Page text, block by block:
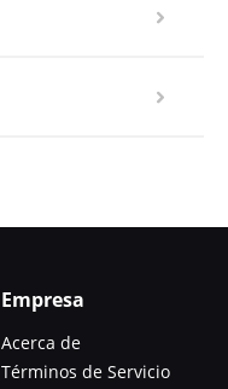
Empresa
Acerca de
Términos de Servicio